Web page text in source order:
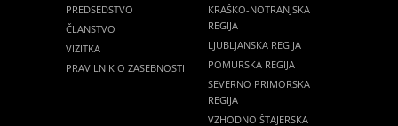
PREDSEDSTVO
ČLANSTVO
VIZITKA
PRAVILNIK O ZASEBNOSTI
KRAŠKO-NOTRANJSKA
REGIJA
LJUBLJANSKA REGIJA
POMURSKA REGIJA
SEVERNO PRIMORSKA
REGIJA
VZHODNO ŠTAJERSKA